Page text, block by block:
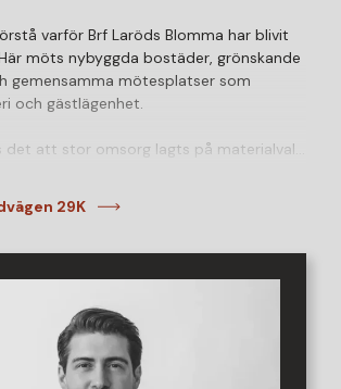
varför Brf Laröds Blomma har blivit
möts nybyggda bostäder, grönskande
gemensamma mötesplatser som
och gästlägenhet.
det att stor omsorg lagts på materialval
utrustats med lösningar som höjer
med tillval såsom badkar samt
exempel. Planlösningen är flexibel
sex rum, varav fem sovrum, som kan
29K